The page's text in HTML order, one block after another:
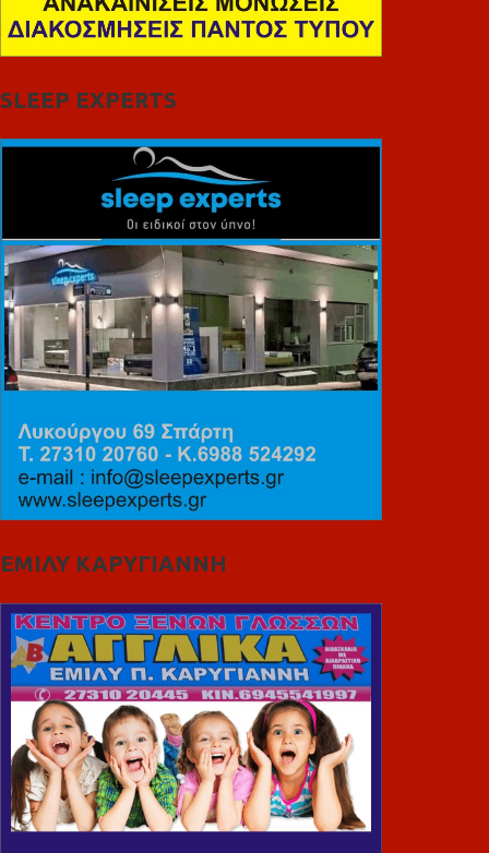
SLEEP EXPERTS
ΕΜΙΛΥ ΚΑΡΥΓΙΑΝΝΗ